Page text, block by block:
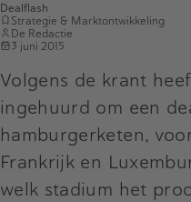
Dealflash
Strategie & Marktontwikkeling
De Redactie
3 juni 2015
Volgens de krant
ingehuurd om een
hamburgerketen,
Frankrijk en
welk stadium het